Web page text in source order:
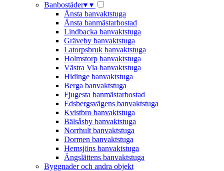
Banbostäder▾ ▾
Ånsta banvaktstuga
Ånsta banmästarbostad
Lindbacka banvaktstuga
Gräveby banvaktstuga
Latorpsbruk banvaktstuga
Holmstorp banvaktstuga
Västra Via banvaktstuga
Hidinge banvaktstuga
Berga banvaktstuga
Fjugesta banmästarbostad
Edsbergsvägens banvaktstuga
Kvistbro banvaktstuga
Bälsåsby banvaktstuga
Norrhult banvaktstuga
Dormen banvaktstuga
Hemsjöns banvaktstuga
Ängslättens banvaktstuga
Byggnader och andra objekt